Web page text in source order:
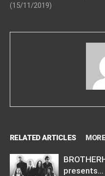
(15/11/2019)
RELATED ARTICLES
presents…